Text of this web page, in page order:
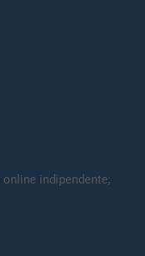
indipendente;